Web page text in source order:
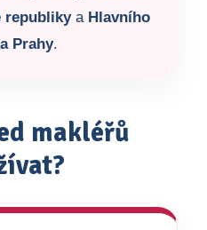
republikya Hlavního
Prahy.
makléřů